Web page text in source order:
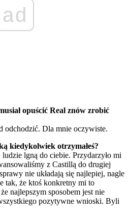
ad
opuścić Real znów zrobić
odchodzić. Dla mnie oczywiste.
kiedykolwiek otrzymałeś?
lgną do ciebie. Przydarzyło mi
z Castillą do drugiej
nie układają się najlepiej, nagle
tak, że ktoś konkretny mi to
najlepszym sposobem jest nie
pozytywne wnioski. Byli